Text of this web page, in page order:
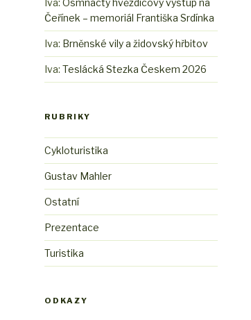
Iva:Osmnáctý hvězdicový výstup na
Čeřínek – memoriál Františka Srdínka
Iva: Brněnské vily a židovský hřbitov
Iva:Teslácká Stezka Českem 2026
RUBRIKY
Cykloturistika
Gustav Mahler
Ostatní
Prezentace
Turistika
ODKAZY